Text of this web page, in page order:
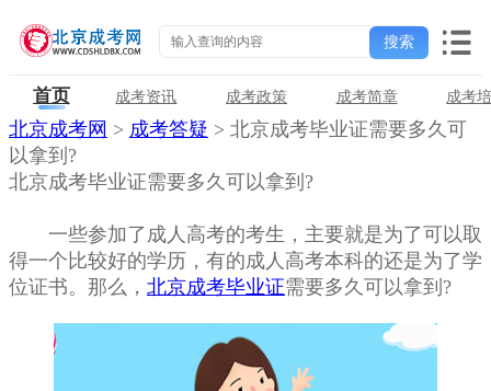
首页 成考资讯 成考政策 成考简章 成考
北京成考网 > 成考答疑 > 北京成考毕业证需要多久可
以拿到?
北京成考毕业证需要多久可以拿到?
一些参加了成人高考的考生，主要就是为了可以取
得一个比较好的学历，有的成人高考本科的还是为了学
位证书。那么， 北京成考毕业证需要多久可以拿到?